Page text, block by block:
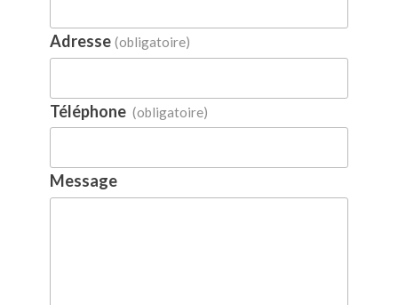
Adresse (obligatoire)
Téléphone (obligatoire)
Message